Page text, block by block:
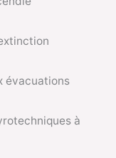
évacuations
à